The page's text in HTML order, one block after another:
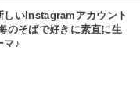
しいInstagramアカウント
のそばで好きに素直に生
マ♪